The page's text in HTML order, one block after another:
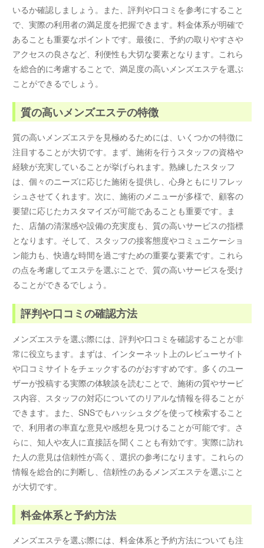
いるか確認しましょう。また、評判や口コミを参考にすること
で、実際の利用者の満足度を把握できます。料金体系が明確で
あることも重要なポイントです。最後に、予約の取りやすさや
アクセスの良さなど、利便性も大切な要素となります。これら
を総合的に考慮することで、満足度の高いメンズエステを選ぶ
ことができるでしょう。
質の高いメンズエステの特徴
質の高いメンズエステを見極めるためには、いくつかの特徴に
注目することが大切です。まず、施術を行うスタッフの資格や
経験が充実していることが挙げられます。熟練したスタッフ
は、個々のニーズに応じた施術を提供し、心身ともにリフレッ
シュさせてくれます。次に、施術のメニューが多様で、顧客の
要望に応じたカスタマイズが可能であることも重要です。ま
た、店舗の清潔感や設備の充実度も、質の高いサービスの指標
となります。そして、スタッフの接客態度やコミュニケーショ
ン能力も、快適な時間を過ごすための重要な要素です。これら
の点を考慮してエステを選ぶことで、質の高いサービスを受け
ることができるでしょう。
評判や口コミの確認方法
メンズエステを選ぶ際には、評判や口コミを確認することが非
常に役立ちます。まずは、インターネット上のレビューサイト
や口コミサイトをチェックするのがおすすめです。多くのユー
ザーが投稿する実際の体験談を読むことで、施術の質やサービ
ス内容、スタッフの対応についてのリアルな情報を得ることが
できます。また、SNSでもハッシュタグを使って検索すること
で、利用者の率直な意見や感想を見つけることが可能です。さ
らに、知人や友人に直接話を聞くことも有効です。実際に訪れ
た人の意見は信頼性が高く、選択の参考になります。これらの
情報を総合的に判断し、信頼性のあるメンズエステを選ぶこと
が大切です。
料金体系と予約方法
メンズエステを選ぶ際には、料金体系と予約方法についても注